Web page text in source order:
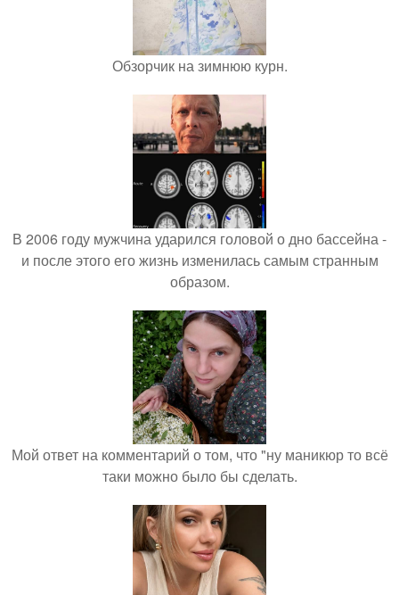
Обзорчик на зимнюю курн.
В 2006 году мужчина ударился головой о дно бассейна -
и после этого его жизнь изменилась самым странным
образом.
Мой ответ на комментарий о том, что "ну маникюр то всё
таки можно было бы сделать.